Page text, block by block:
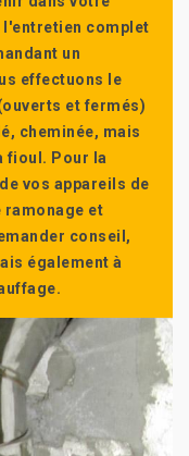
complet
un
effectuons le
et fermés)
cheminée, mais
fioul. Pour la
vos appareils de
ramonage et
conseil,
également à